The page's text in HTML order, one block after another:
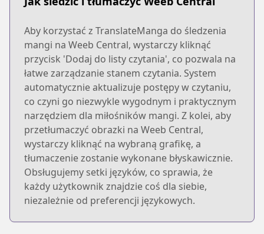
Aby korzystać z TranslateManga do śledzenia
mangi na Weeb Central, wystarczy kliknąć
przycisk 'Dodaj do listy czytania', co pozwala na
łatwe zarządzanie stanem czytania. System
automatycznie aktualizuje postępy w czytaniu,
co czyni go niezwykle wygodnym i praktycznym
narzędziem dla miłośników mangi. Z kolei, aby
przetłumaczyć obrazki na Weeb Central,
wystarczy kliknąć na wybraną grafikę, a
tłumaczenie zostanie wykonane błyskawicznie.
Obsługujemy setki języków, co sprawia, że
każdy użytkownik znajdzie coś dla siebie,
niezależnie od preferencji językowych.